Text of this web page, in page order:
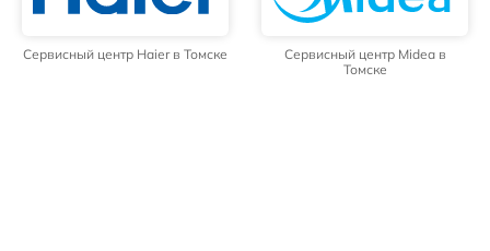
Сервисный центр Haier в Томске
Сервисный центр Midea в
Томске